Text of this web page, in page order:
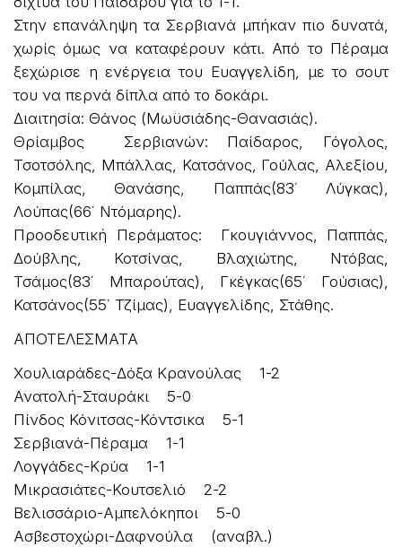
Στην επανάληψη τα Σερβιανά μπήκαν πιο δυνατά,
χωρίς όμως να καταφέρουν κάτι. Από το Πέραμα
ξεχώρισε η ενέργεια του Ευαγγελίδη, με το σουτ
του να περνά δίπλα από το δοκάρι.
Διαιτησία: Θάνος (Μωϋσιάδης-Θανασιάς).
Θρίαμβος Σερβιανών: Παίδαρος, Γόγολος,
Τσοτσόλης, Μπάλλας, Κατσάνος, Γούλας, Αλεξίου,
Κομπίλας, Θανάσης, Παππάς(83΄ Λύγκας),
Λούπας(66΄ Ντόμαρης).
Προοδευτική Περάματος: Γκουγιάννος, Παππάς,
Δούβλης, Κοτσίνας, Βλαχιώτης, Ντόβας,
Τσάμος(83΄ Μπαρούτας), Γκέγκας(65΄ Γούσιας),
Κατσάνος(55΄ Τζίμας), Ευαγγελίδης, Στάθης.
ΑΠΟΤΕΛΕΣΜΑΤΑ
Χουλιαράδες-Δόξα Κρανούλας 1-2
Ανατολή-Σταυράκι 5-0
Πίνδος Κόνιτσας-Κόντσικα 5-1
Σερβιανά-Πέραμα 1-1
Λογγάδες-Κρύα 1-1
Μικρασιάτες-Κουτσελιό 2-2
Βελισσάριο-Αμπελόκηποι 5-0
Ασβεστοχώρι-Δαφνούλα (αναβλ.)